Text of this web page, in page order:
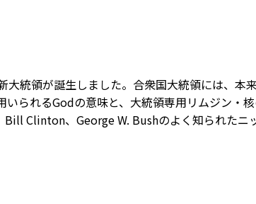
統領が誕生しました。合衆国大統領には、本
いられるGodの意味と、大統領専用リムジン・
Clinton、George W. Bushのよく知られたニ